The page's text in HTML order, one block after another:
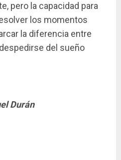
pero la capacidad para
los momentos
la diferencia entre
del sueño
Durán